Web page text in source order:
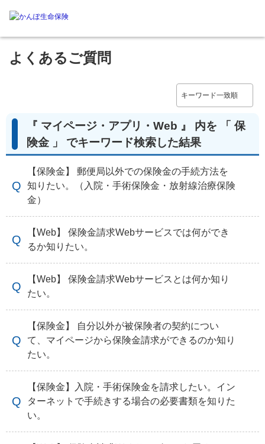
よくあるご質問
『 マイページ・アプリ・Web 』 内を 「 保
険金 」 でキーワード検索した結果
【保険金】 郵便局以外での保険金の手続方法を
知りたい。（入院・手術保険金・放射線治療保険
金）
【Web】 保険金請求Webサービスでは何ができ
るか知りたい。
【Web】 保険金請求Webサービスとは何か知り
たい。
【保険金】 自分以外が被保険者の契約につい
て、マイページから保険金請求ができるのか知り
たい。
【保険金】入院・手術保険金を請求したい。イン
ターネットで手続きする場合の必要書類を知りた
い。